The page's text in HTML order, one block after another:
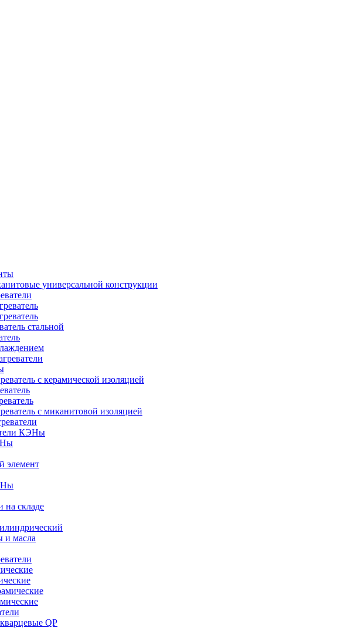
универсальной конструкции
стальной
с керамической изоляцией
с миканитовой изоляцией
КЭНы
элемент
складе
и масла
QP